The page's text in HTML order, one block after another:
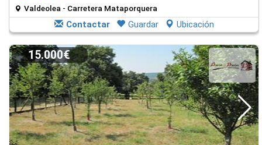
Valdeolea - Carretera Mataporquera
Contactar Guardar Ubicación
15.000€